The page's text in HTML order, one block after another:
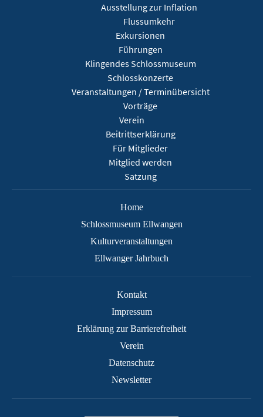
Ausstellung zur Inflation
Flussumkehr
Exkursionen
Führungen
Klingendes Schlossmuseum
Schlosskonzerte
Veranstaltungen / Terminübersicht
Vorträge
Verein
Beitrittserklärung
Für Mitglieder
Mitglied werden
Satzung
Home
Schlossmuseum Ellwangen
Kulturveranstaltungen
Ellwanger Jahrbuch
Kontakt
Impressum
Erklärung zur Barrierefreiheit
Verein
Datenschutz
Newsletter